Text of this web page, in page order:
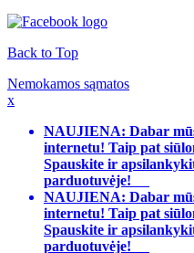
Back to Top
Nemokamos sąmatos
x
NAUJIENA: Dabar
internetu! Taip pat
Spauskite ir
parduotuvėje!
NAUJIENA: Dabar
internetu! Taip pat
Spauskite ir
parduotuvėje!